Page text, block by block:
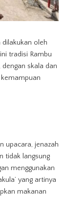
dilakukan oleh
tradisi Rambu
skala dan
upacara, jenazah
tidak langsung
menggunakan
yang artinya
makanan